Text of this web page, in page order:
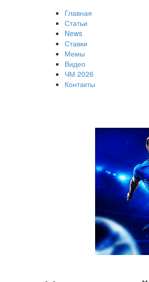
Главная
Статьи
News
Ставки
Мемы
Видео
ЧМ 2026
Контакты